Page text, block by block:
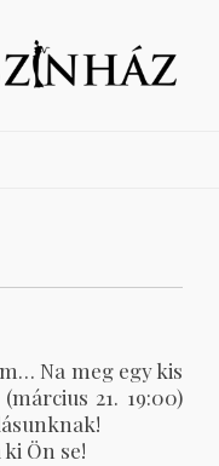
Na meg egy kis
21. 19:00)
Ön se!